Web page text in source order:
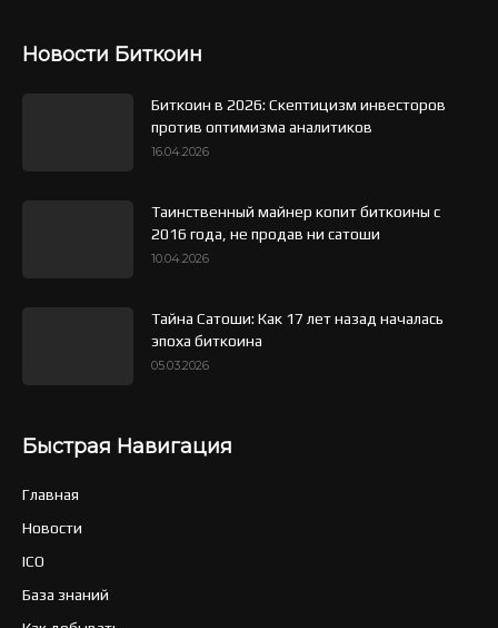
Новости Биткоин
Биткоин в 2026: Скептицизм инвесторов
против оптимизма аналитиков
16.04.2026
Таинственный майнер копит биткоины с
2016 года, не продав ни сатоши
10.04.2026
Тайна Сатоши: Как 17 лет назад началась
эпоха биткоина
05.03.2026
Быстрая Навигация
Главная
Новости
ICO
База знаний